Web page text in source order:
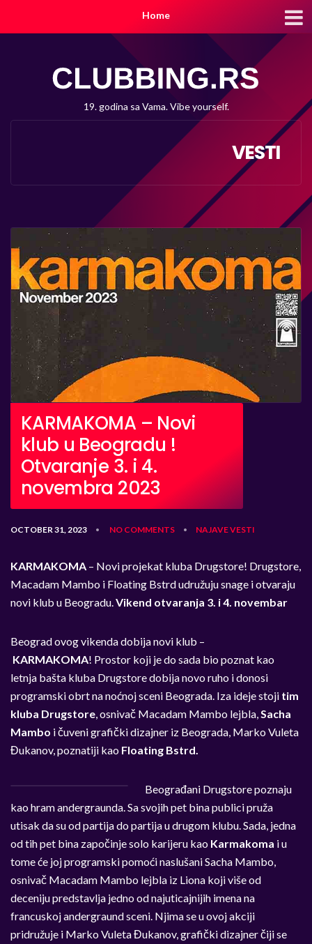
Home
19. godina sa Vama. Vibe yourself.
VESTI
KARMAKOMA – Novi
klub u Beogradu !
Otvaranje 3. i 4.
novembra 2023
OCTOBER 31, 2023 • NO COMMENTS • NAJAVEVESTI
KARMAKOMA – Novi projekat kluba Drugstore! Drugstore,
Macadam Mambo i Floating Bstrd udružuju snage i otvaraju
novi klub u Beogradu. Vikend otvaranja 3. i 4. novembar
Beograd ovog vikenda dobija novi klub –
KARMAKOMA! Prostor koji je do sada bio poznat kao
letnja bašta kluba Drugstore dobija novo ruho i donosi
programski obrt na noćnoj sceni Beograda. Iza ideje stoji tim
kluba Drugstore , osnivač Macadam Mambo lejbla, Sacha
Mambo i čuveni grafički dizajner iz Beograda, Marko Vuleta
Đukanov, poznatiji kao Floating Bstrd.
Beograđani Drugstore poznaju
kao hram andergraunda. Sa svojih pet bina publici pruža
utisak da su od partija do partija u drugom klubu. Sada, jedna
od tih pet bina započinje solo karijeru kao Karmakoma i u
tome će joj programski pomoći naslušani Sacha Mambo,
osnivač Macadam Mambo lejbla iz Liona koji više od
deceniju predstavlja jedno od najuticajnijih imena na
francuskoj andergraund sceni. Njima se u ovoj akciji
pridružuje i Marko Vuleta Đukanov, grafički dizajner čiji se